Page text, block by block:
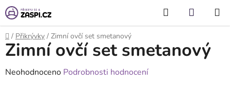
Přejít na obsah Hledat
KOŠÍK
Domů
/ Přikrývky / Zimní ovčí set smetanový
Zimní ovčí set smetanový
Průměrné
Neohodnoceno Podrobnosti hodnocení